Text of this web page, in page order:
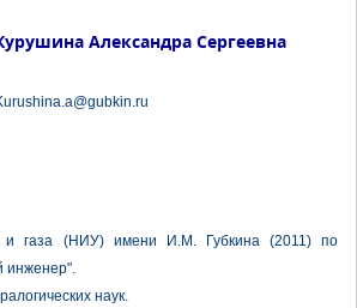
Александра Сергеевна
газа (НИУ) имени И.М. Губкина (2011) по
инженер".
наук.